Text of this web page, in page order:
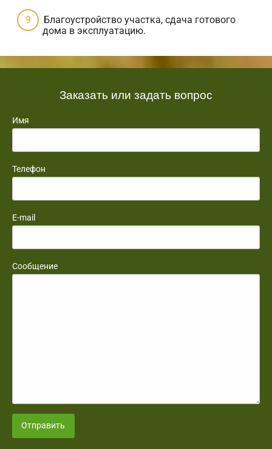
Благоустройство участка, сдача готового
дома в эксплуатацию.
Заказать или задать вопрос
Имя
Телефон
E-mail
Сообщение
Отправить